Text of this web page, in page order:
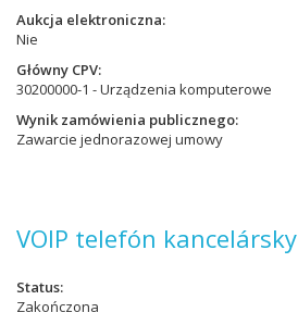
Aukcja elektroniczna
Nie
Główny CPV
30200000-1 - Urządzenia komputerowe
Wynik zamówienia publicznego
Zawarcie jednorazowej umowy
VOIP telefón kancelársky
Status
Zakończona